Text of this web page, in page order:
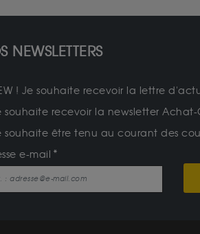
NEWSLETTERS
! Je souhaite recevoir la lettre
souhaite recevoir la newsletter Achat-
souhaite être tenu au courant des
e-mail